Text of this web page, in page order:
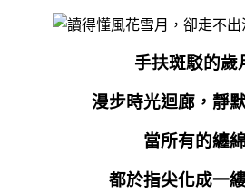
手扶斑駁的歲
漫步時光迴廊，靜
當所有的纏綿
都於指尖化成一